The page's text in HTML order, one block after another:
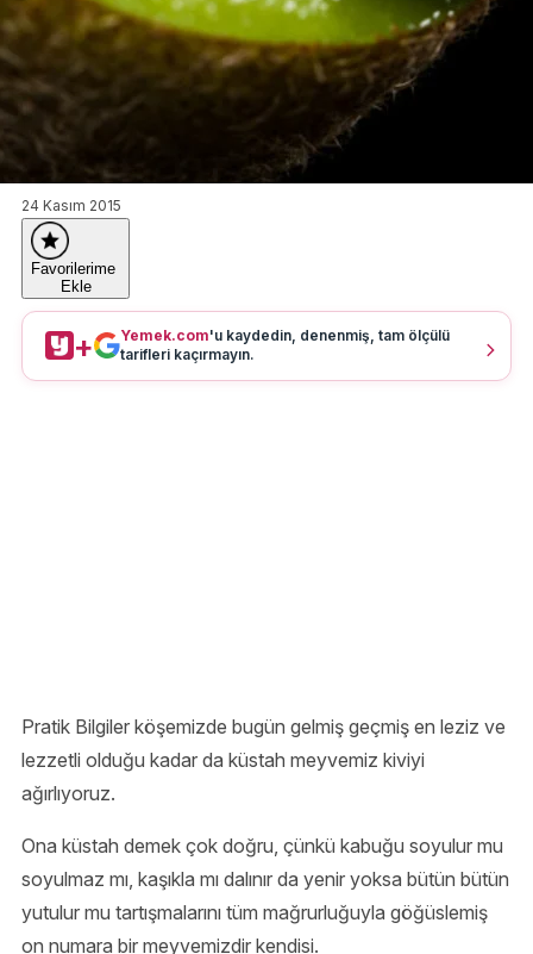
24 Kasım 2015
Favorilerime
Ekle
+ Yemek.com'u kaydedin, denenmiş, tam ölçülü
tarifleri kaçırmayın.
Pratik Bilgiler köşemizde bugün gelmiş geçmiş en leziz ve
lezzetli olduğu kadar da küstah meyvemiz kiviyi
ağırlıyoruz.
Ona küstah demek çok doğru, çünkü kabuğu soyulur mu
soyulmaz mı, kaşıkla mı dalınır da yenir yoksa bütün bütün
yutulur mu tartışmalarını tüm mağrurluğuyla göğüslemiş
on numara bir meyvemizdir kendisi.